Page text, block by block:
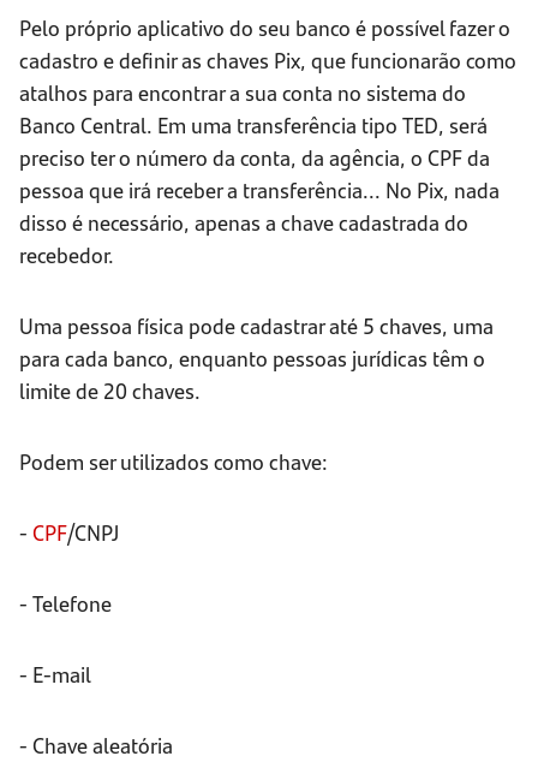
Pelo próprio aplicativo do seu banco é possível fazer o
cadastro e definir as chaves Pix, que funcionarão como
atalhos para encontrar a sua conta no sistema do
Banco Central. Em uma transferência tipo TED, será
preciso ter o número da conta, da agência, o CPF da
pessoa que irá receber a transferência... No Pix, nada
disso é necessário, apenas a chave cadastrada do
recebedor.
Uma pessoa física pode cadastrar até 5 chaves, uma
para cada banco, enquanto pessoas jurídicas têm o
limite de 20 chaves.
Podem ser utilizados como chave:
- CPF/CNPJ
- Telefone
- E-mail
- Chave aleatória